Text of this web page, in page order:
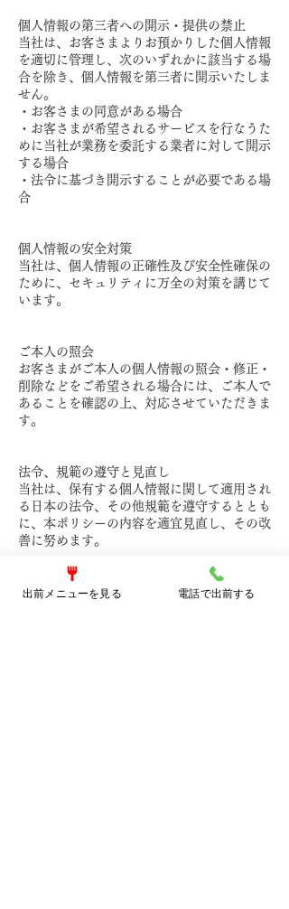
個人情報の第三者への開示・提供の禁止
当社は、お客さまよりお預かりした個人情報
を適切に管理し、次のいずれかに該当する場
合を除き、個人情報を第三者に開示いたしま
せん。
・お客さまの同意がある場合
・お客さまが希望されるサービスを行なうた
めに当社が業務を委託する業者に対して開示
する場合
・法令に基づき開示することが必要である場
合
個人情報の安全対策
当社は、個人情報の正確性及び安全性確保の
ために、セキュリティに万全の対策を講じて
います。
ご本人の照会
お客さまがご本人の個人情報の照会・修正・
削除などをご希望される場合には、ご本人で
あることを確認の上、対応させていただきま
す。
法令、規範の遵守と見直し
当社は、保有する個人情報に関して適用され
る日本の法令、その他規範を遵守するととも
に、本ポリシーの内容を適宜見直し、その改
善に努めます。
出前メニューを見る 電話で出前する